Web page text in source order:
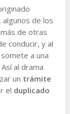
de los
de otras
conducir, y al
a una
al drama
un trámite
el duplicado